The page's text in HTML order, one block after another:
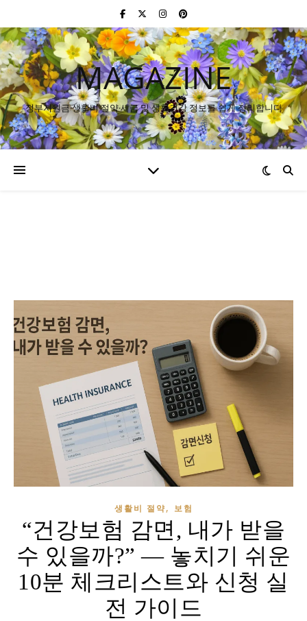
MAGAZINE
정부지원금·생활비 절약·세금 및 생활건강 정보를 쉽게 정리합니다
생활비 절약, 보험
“건강보험 감면, 내가 받을
수 있을까?” ― 놓치기 쉬운
10분 체크리스트와 신청 실
전 가이드